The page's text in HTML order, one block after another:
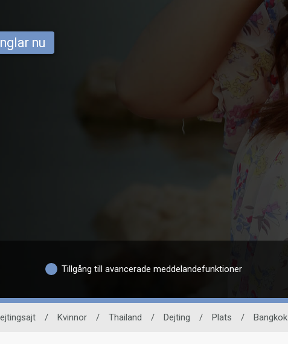
nu
Tillgång till avancerade meddelandefunktioner
/ Kvinnor / Thailand / Dejting / Plats / Bangkok